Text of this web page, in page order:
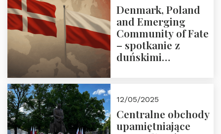
Denmark, Poland
and Emerging
Community of Fate
– spotkanie z
duńskimi
12/05/2025
Centralne obchody
upamiętniające